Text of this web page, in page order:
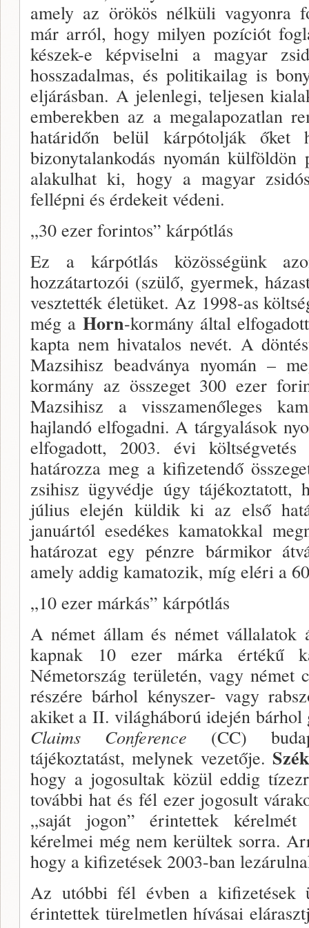
amely az örökös nélküli va­gyonra
már arról, hogy milyen pozíciót
készek-e képviselni a magyar
hosszadalmas, és politikailag is
eljárásban. A jelenlegi, teljesen
emberekben az a megala­pozatlan
határidőn belül kárpótolják őket
bizonytalankodás nyomán
alakulhat ki, hogy a magyar
fellépni és érdekeit védeni.
„30 ezer forintos” kárpótlás
Ez a kárpótlás közösségünk
hozzátartozói (szülő, gyermek,
vesztették életüket. Az 1998-as
még a Horn-kormány által
kapta nem hiva­talos nevét. A
Mazsihisz beadványa nyomán –
kormány az összeget 300 ezer
Mazsihisz a visszame­nőleges
hajlandó elfogadni. A tárgyalások
elfoga­dott, 2003. évi
határozza meg a kifize­tendő
zsihisz ügyvédje úgy tájékoztatott,
július elején kül­dik ki az első
januártól esedékes kamatokkal
határo­zat egy pénzre bármikor
amely addig kamato­zik, míg eléri a
„10 ezer márkás” kárpótlás
A német állam és német
kapnak 10 ezer márka értékű
Németország területén, vagy német
részére bárhol kényszer- vagy
akiket a II. világ­háború idején bárhol
Claims Conference
(CC)
tájékoztatást, melynek vezetője.
hogy a jogosultak közül eddig
további hat és fél ezer jogosult
„saját jogon” érintettek
kérelmei még nem kerültek sor­ra.
hogy a kifizetések 2003-ban
Az utóbbi fél évben a kifizetések
érintettek türel­metlen hívásai